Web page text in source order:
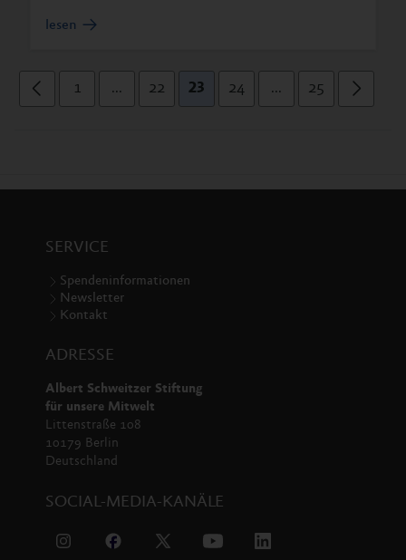
lesen
1 ... 22 23 24 ... 25
SERVICE
Spendeninformationen
Newsletter
Kontakt
ADRESSE
Albert Schweitzer Stiftung
für unsere Mitwelt
Littenstraße 108
10179 Berlin
Deutschland
SOCIAL-MEDIA-KANÄLE